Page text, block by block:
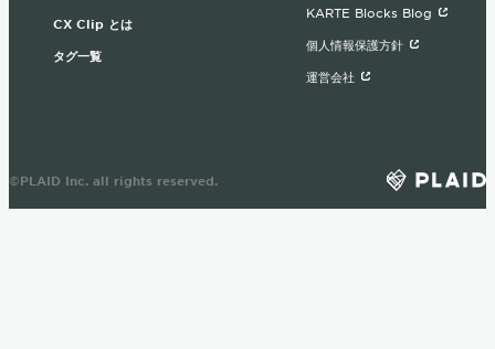
CX Clip とは
タグ一覧
KARTE Blocks Blog
個人情報保護方針
運営会社
©PLAID Inc. all rights reserved.